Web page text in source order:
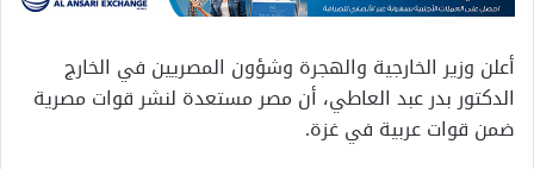
أعلن وزير الخارجية والهجرة وشؤون المصريين في الخارج
الدكتور بدر عبد العاطي، أن مصر مستعدة لنشر قوات مصرية
ضمن قوات عربية في غزة.